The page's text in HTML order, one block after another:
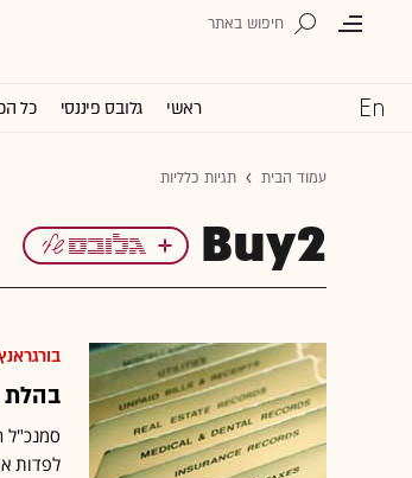
ראשי גלובס פיננסי כל
עמוד הבית תגיות כלליות
Buy2
בהלת
לפדות אותם